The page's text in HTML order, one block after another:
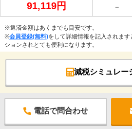
91,119円 －
※返済金額はあくまでも目安です。
※会員登録(無料)をして詳細情報を記入されま
ションされとても便利になります。
減税シミュレー
電話で問合わせ